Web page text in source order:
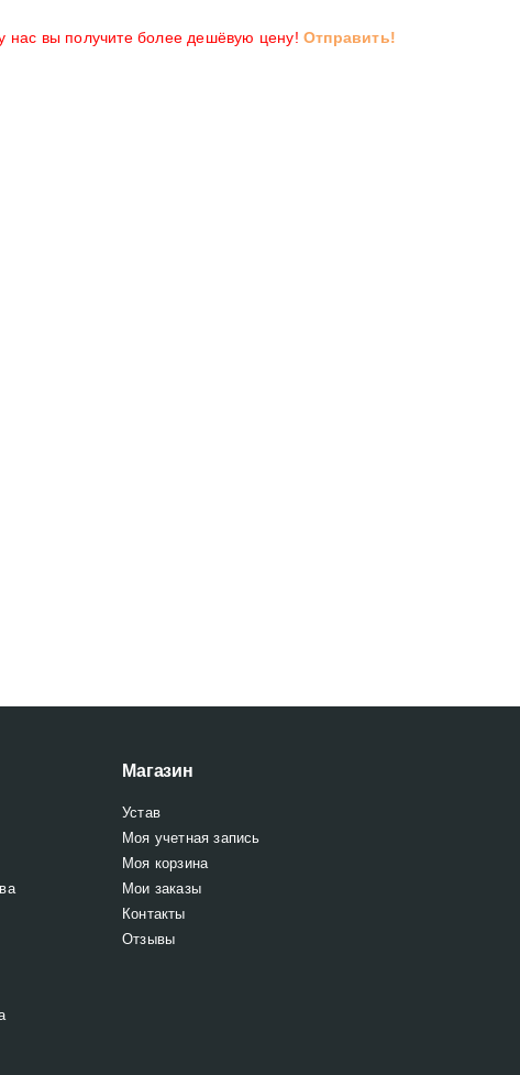
нас вы получите более дешёвую цену! Отправить!
Магазин
Устав
Моя учетная запись
Моя корзина
Мои заказы
Контакты
Отзывы